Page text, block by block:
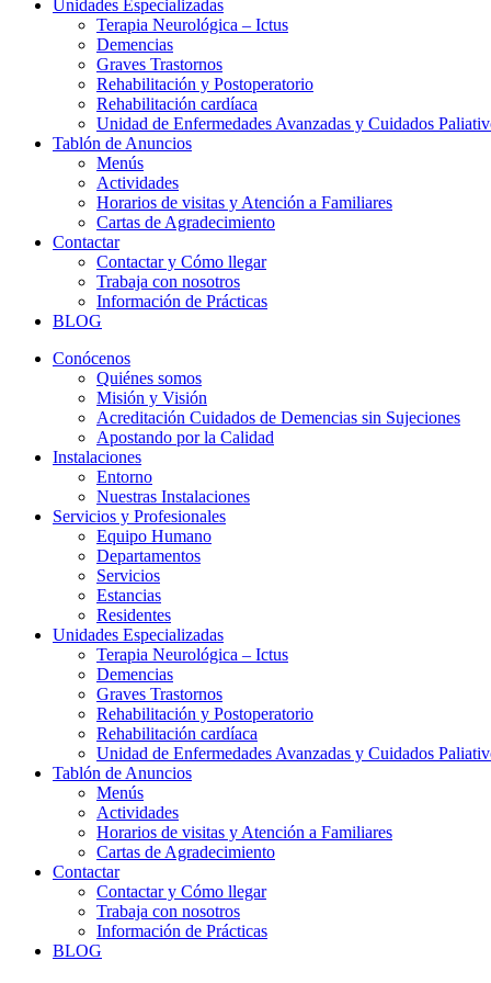
Unidades Especializadas
Terapia Neurológica – Ictus
Demencias
Graves Trastornos
Rehabilitación y Postoperatorio
Rehabilitación cardíaca
Unidad de Enfermedades Avanzadas y Cuidados
Tablón de Anuncios
Menús
Actividades
Horarios de visitas y Atención a Familiares
Cartas de Agradecimiento
Contactar
Contactar y Cómo llegar
Trabaja con nosotros
Información de Prácticas
BLOG
Conócenos
Quiénes somos
Misión y Visión
Acreditación Cuidados de Demencias sin Sujeciones
Apostando por la Calidad
Instalaciones
Entorno
Nuestras Instalaciones
Servicios y Profesionales
Equipo Humano
Departamentos
Servicios
Estancias
Residentes
Unidades Especializadas
Terapia Neurológica – Ictus
Demencias
Graves Trastornos
Rehabilitación y Postoperatorio
Rehabilitación cardíaca
Unidad de Enfermedades Avanzadas y Cuidados
Tablón de Anuncios
Menús
Actividades
Horarios de visitas y Atención a Familiares
Cartas de Agradecimiento
Contactar
Contactar y Cómo llegar
Trabaja con nosotros
Información de Prácticas
BLOG